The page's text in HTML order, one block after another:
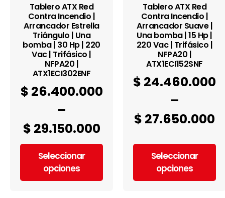
Tablero ATX Red
Contra Incendio |
Arrancador Estrella
Triángulo | Una
bomba | 30 Hp | 220
Vac | Trifásico |
NFPA20 |
ATX1ECI302ENF
$ 26.400.000
–
$ 29.150.000
Seleccionar
opciones
Tablero ATX Red
Contra Incendio |
Arrancador Suave |
Una bomba | 15 Hp |
220 Vac | Trifásico |
NFPA20 |
ATX1ECI152SNF
$ 24.460.000
–
$ 27.650.000
Seleccionar
opciones